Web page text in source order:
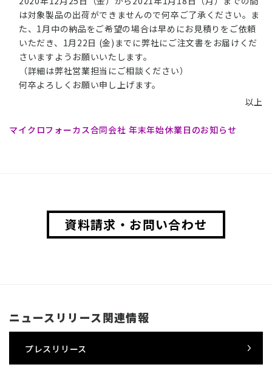
は対象製品の出荷ができませんので何卒ご了承ください。ま
た、1月中の納品をご希望の場合は早めにお見積りをご依頼
いただき、1月22日 (金)までに弊社にご注文書をお届けくだ
さいますようお願いいたします。
（詳細は弊社営業担当にご相談ください）
何卒よろしくお願い申し上げます。
以上
マイクロフォーカス合同会社 年末年始休業日のお知らせ
資料請求・お問い合わせ
ニュースリリース関連情報
プレスリリース